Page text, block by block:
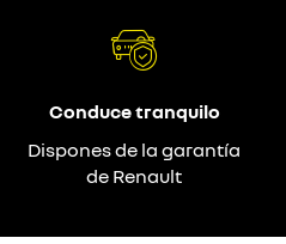
Conduce tranquilo
Dispones de la garantía
de Renault